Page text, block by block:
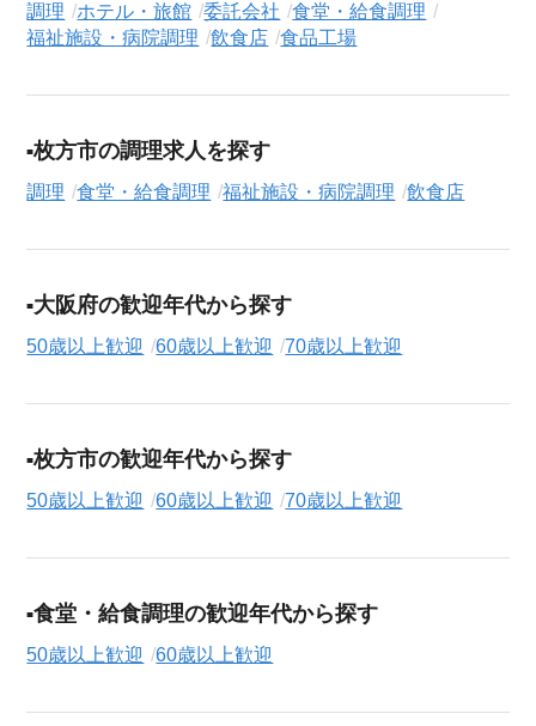
この食堂・給食調理の求人にご興味をお持ちの方はもちろん、
「まずは相談から始めたい」という方も、ぜひお気軽に
調理 ホテル・旅館 委託会社
食堂・給食調理
福祉施設・病院調理
飲食店 食品工場
枚方市の調理求人を探す
調理 食堂・給食調理 福祉施設・病院調理 飲食店
大阪府の歓迎年代から探す
50歳以上歓迎 60歳以上歓迎 70歳以上歓迎
枚方市の歓迎年代から探す
50歳以上歓迎 60歳以上歓迎 70歳以上歓迎
食堂・給食調理の歓迎年代から探す
50歳以上歓迎 60歳以上歓迎